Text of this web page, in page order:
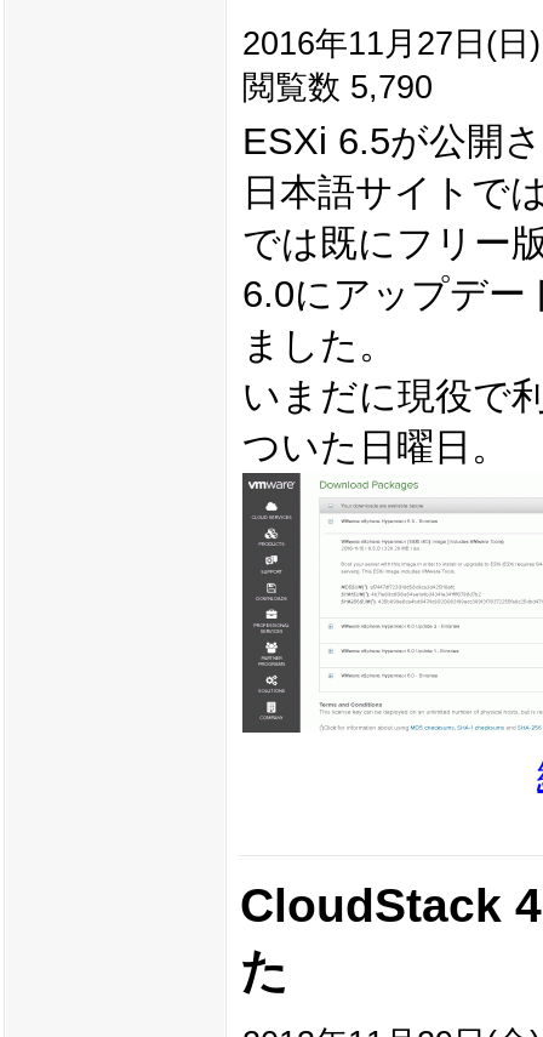
2016年11月27日(日
閲覧数 5,790
ESXi 6.5が公開
日本語サイトで
では既にフリー
6.0にアップデー
ました。
いまだに現役で
ついた日曜日。
CloudStack
た